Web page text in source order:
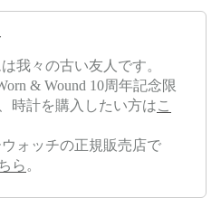
我々の古い友人です。
& Wound 10周年記念限
時計を購入したい方はこ
ォッチの正規販売店で
ら 。